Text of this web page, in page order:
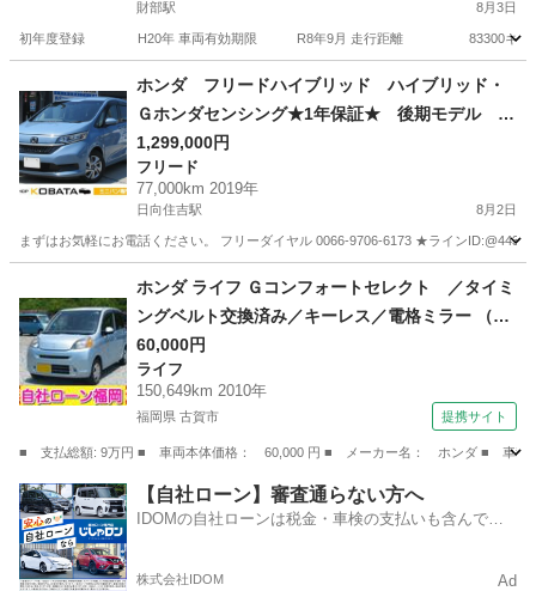
財部駅 8月3日
初年度登録 H20年 車両有効期限 R8年9月 走行距離 83300キロ 使用中のため
財部駅 アクティ 車両
ホンダ フリードハイブリッド ハイブリッド・
Ｇホンダセンシング★1年保証★ 後期モデル ６
人乗り 社外ＳＤナビ 地デジ バックカメラ
Ｂｌｕｅｔｏｏｔｈ 両側電動ドア アダプティ
ブクルコン ＥＴＣ オートエアコン スマート
1,299,000円
フリード
77,000km 2019年
日向住吉駅 8月2日
まずはお気軽にお電話ください。 フリーダイヤル 0066-9706-6173 ★ライン
日向住吉駅 フリード フリードハイブリッド
ホンダ ライフ Ｇコンフォートセレクト ／タイミ
ングベルト交換済み／キーレス／電格ミラー （検
9.4）
60,000円
ライフ
150,649km 2010年
福岡県 古賀市 提携サイト
■ 支払総額: 9万円 ■ 車両本体価格： 60,000 円 ■ メーカー名： ホンダ ■ 車種
福岡 古賀市 ライフ
【自社ローン】審査通らない方へ
IDOMの自社ローンは税金・車検の支払いも含んでい
株式会社IDOM Ad